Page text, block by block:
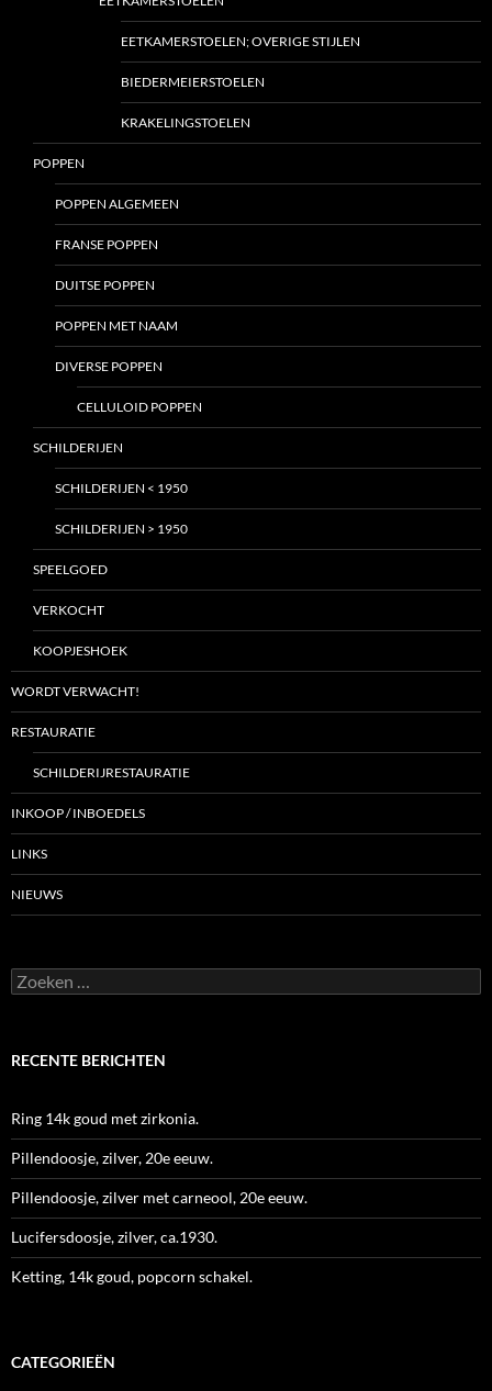
EETKAMERSTOELEN; OVERIGE STIJLEN
BIEDERMEIERSTOELEN
KRAKELINGSTOELEN
POPPEN
POPPEN ALGEMEEN
FRANSE POPPEN
DUITSE POPPEN
POPPEN MET NAAM
DIVERSE POPPEN
CELLULOID POPPEN
SCHILDERIJEN
SCHILDERIJEN < 1950
SCHILDERIJEN > 1950
SPEELGOED
VERKOCHT
KOOPJESHOEK
WORDT VERWACHT!
RESTAURATIE
SCHILDERIJRESTAURATIE
INKOOP / INBOEDELS
LINKS
NIEUWS
Zoeken
naar:
RECENTE BERICHTEN
Ring 14k goud met zirkonia.
Pillendoosje, zilver, 20e eeuw.
Pillendoosje, zilver met carneool, 20e eeuw.
Lucifersdoosje, zilver, ca.1930.
Ketting, 14k goud, popcorn schakel.
CATEGORIEËN